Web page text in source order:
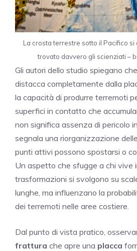
La crosta terrestre sotto il Pacifico
trovato davvero gli scienziati –
Gli autori dello studio spiegano
distacca completamente dalla
la capacità di produrre terremoti
superfici in contatto che
non significa assenza di pericolo
segnala una riorganizzazione
punti attivi possono spostarsi o
Un aspetto che sfugge a chi vive
trasformazioni si svolgono su
lunghe, ma influenzano la
dei terremoti nelle aree costiere.
Dal punto di vista pratico,
frattura che apre una placca